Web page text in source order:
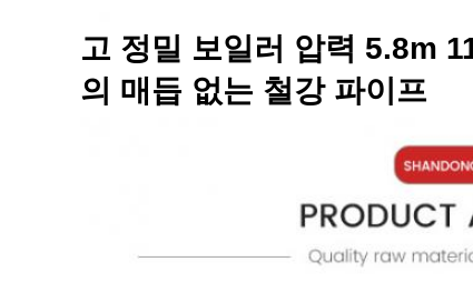
고 정밀 보일러 압력 5.8m
의 매듭 없는 철강 파이프